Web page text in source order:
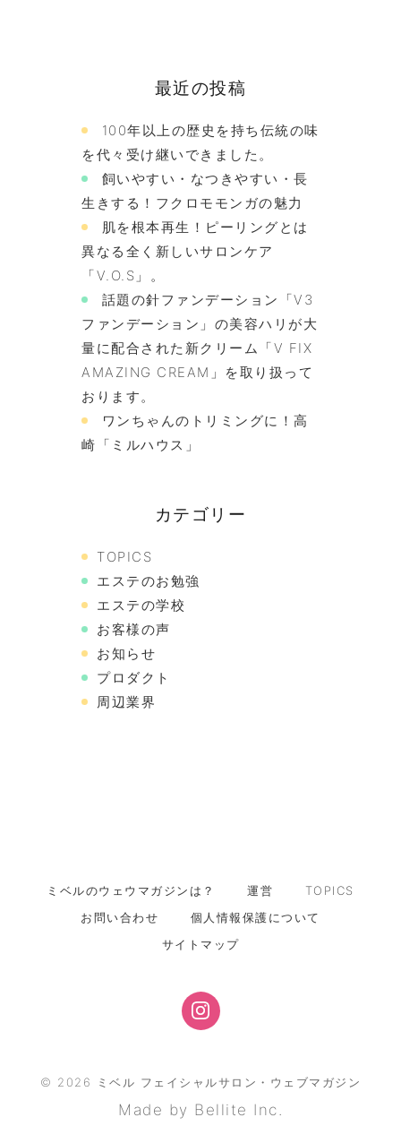
最近の投稿
100年以上の歴史を持ち伝統の味
を代々受け継いできました。
飼いやすい・なつきやすい・長
生きする！フクロモモンガの魅力
肌を根本再生！ピーリングとは
異なる全く新しいサロンケア
「V.O.S」。
話題の針ファンデーション「V3
ファンデーション」の美容ハリが大
量に配合された新クリーム「V FIX
AMAZING CREAM」を取り扱って
おります。
ワンちゃんのトリミングに！高
崎「ミルハウス」
カテゴリー
TOPICS
エステのお勉強
エステの学校
お客様の声
お知らせ
プロダクト
周辺業界
ミベルのウェウマガジンは？ 運営
TOPICS
お問い合わせ
個人情報保護について
サイトマップ
© 2026 ミベル フェイシャルサロン・ウェブマガジン
Made by Bellite Inc.